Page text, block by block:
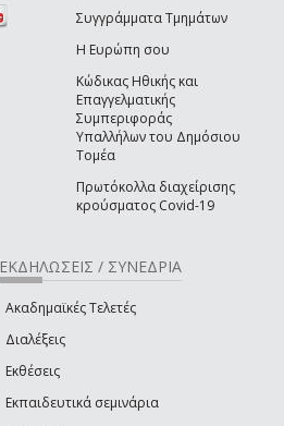
Συγγράμματα Τμημάτων
Η Ευρώπη σου
Κώδικας Ηθικής και
Επαγγελματικής
Συμπεριφοράς
Υπαλλήλων του Δημόσιου
Τομέα
Πρωτόκολλα διαχείρισης
κρούσματος Covid-19
ΕΚΔΗΛΩΣΕΙΣ / ΣΥΝΕΔΡΙΑ
Ακαδημαϊκές Τελετές
Διαλέξεις
Εκθέσεις
Εκπαιδευτικά σεμινάρια